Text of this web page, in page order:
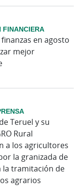
FINANCIERA
en agosto
mejor
Teruel y su
Rural
a los agricultores
la granizada de
la tramitación de
agrarios